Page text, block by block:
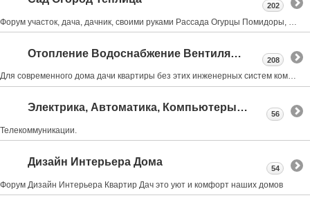
202
Отопление Водоснабжение Вентиляция Канализация
Для современного дома дачи квартиры без этих инженерных систем комфортная жизнь не возможна
208
Электрика, Автоматика, Компьютеры, Интернет.
Телекоммуникации.
56
Дизайн Интерьера Дома
Форум Дизайн Интерьера Квартир Дач это уют и комфорт наших домов
54